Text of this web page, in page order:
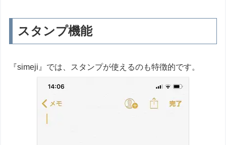
スタンプ機能
『simeji』では、スタンプが使えるのも特徴的です。